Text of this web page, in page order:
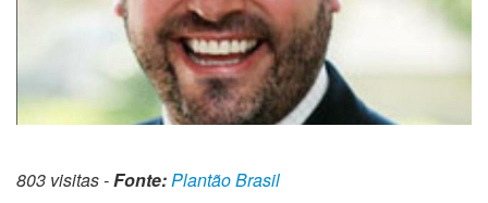
803 visitas -Fonte: Plantão Brasil